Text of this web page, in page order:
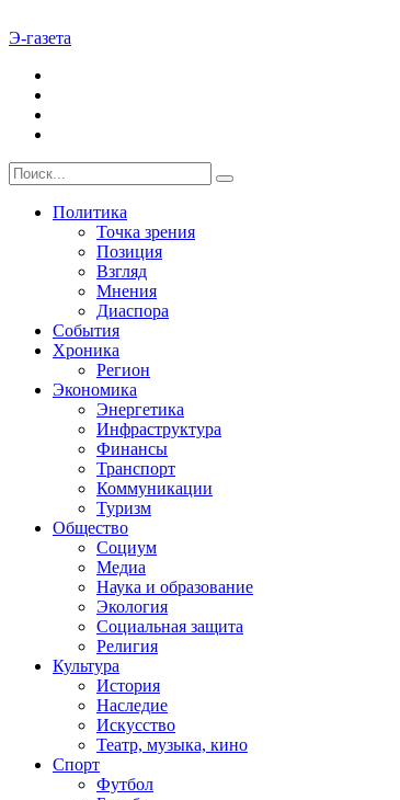
Э-газета
Политика
Точка зрения
Позиция
Взгляд
Мнения
Диаспора
События
Хроника
Регион
Экономика
Энергетика
Инфраструктура
Финансы
Транспорт
Коммуникации
Туризм
Общество
Социум
Медиа
Наука и образование
Экология
Социальная защита
Религия
Культура
История
Наследие
Искусство
Театр, музыка, кино
Спорт
Футбол